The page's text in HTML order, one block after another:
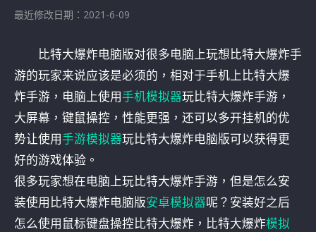
最近修改日期：2021-6-09
比特大爆炸电脑版对很多电脑上玩想比特大爆炸手
游的玩家来说应该是必须的，相对于手机上比特大爆
炸手游，电脑上使用手机模拟器玩比特大爆炸手游，
大屏幕，键鼠操控，性能更强，还可以多开挂机的优
势让使用手游模拟器玩比特大爆炸电脑版可以获得更
好的游戏体验。
很多玩家想在电脑上玩比特大爆炸手游，但是怎么安
装使用比特大爆炸电脑版安卓模拟器呢？安装好之后
怎么使用鼠标键盘操控比特大爆炸，比特大爆炸模拟